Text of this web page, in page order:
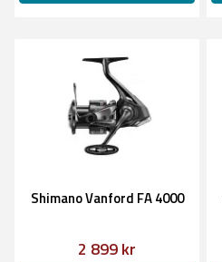
Shimano Vanford FA 4000
2 899 kr